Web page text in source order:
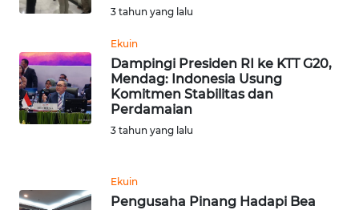
3 tahun yang lalu
Ekuin
Dampingi Presiden RI ke KTT G20,
Mendag: Indonesia Usung
Komitmen Stabilitas dan
Perdamaian
3 tahun yang lalu
Ekuin
Pengusaha Pinang Hadapi Bea
TAPANULI
UTARA
WN
SAMOSIR
LAWAS